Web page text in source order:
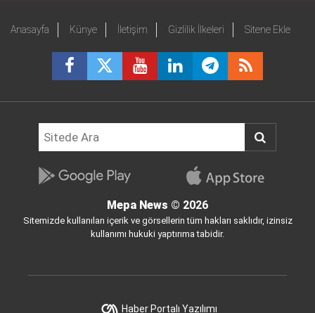
Anasayfa Künye İletişim Gizlilik İlkeleri Sitene Ekle
Mepa News © 2026
Sitemizde kullanılan içerik ve görsellerin tüm hakları saklıdır, izinsiz
kullanımı hukuki yaptırıma tabidir.
Haber Portalı Yazılımı